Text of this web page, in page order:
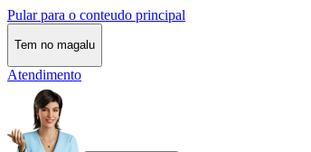
Pular para o conteudo principal
Tem no magalu
Atendimento